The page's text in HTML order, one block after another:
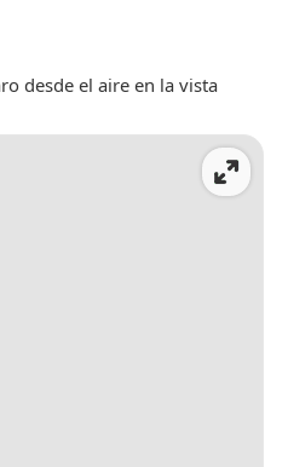
desde el aire en la vista